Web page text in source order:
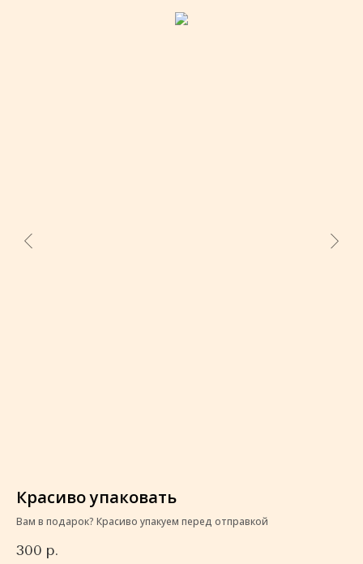
Красиво упаковать
Вам в подарок? Красиво упакуем перед отправкой
300 р.